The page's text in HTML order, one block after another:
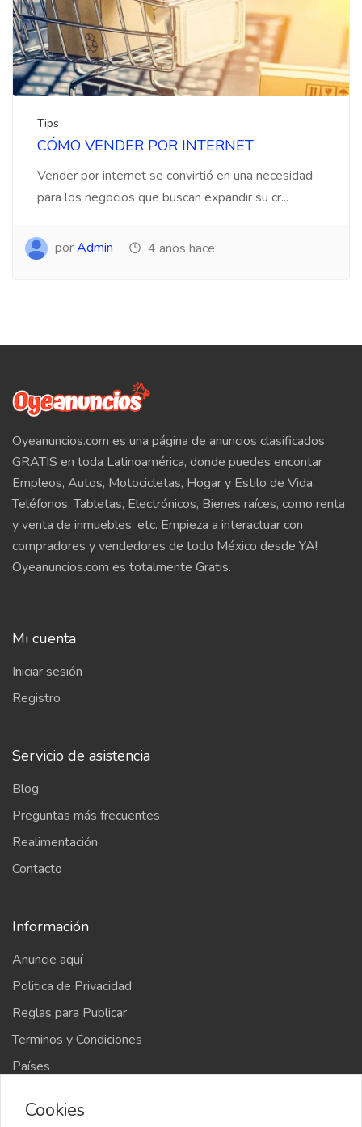
Tips
CÓMO VENDER POR INTERNET
Vender por internet se convirtió en una necesidad
para los negocios que buscan expandir su cr...
porAdmin 4 años hace
Oyeanuncios.com es una página de anuncios clasificados
GRATIS en toda Latinoamérica, donde puedes encontar
Empleos, Autos, Motocicletas, Hogar y Estilo de Vida,
Teléfonos, Tabletas, Electrónicos, Bienes raíces, como renta
y venta de inmuebles, etc. Empieza a interactuar con
compradores y vendedores de todo México desde YA!
Oyeanuncios.com es totalmente Gratis.
Mi cuenta
Iniciar sesión
Registro
Servicio de asistencia
Blog
Preguntas más frecuentes
Realimentación
Contacto
Información
Anuncie aquí
Politica de Privacidad
Reglas para Publicar
Terminos y Condiciones
Países
Cookies